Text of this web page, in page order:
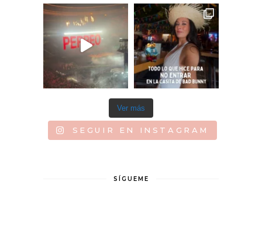
Ver más
SEGUIR EN INSTAGRAM
SÍGUEME